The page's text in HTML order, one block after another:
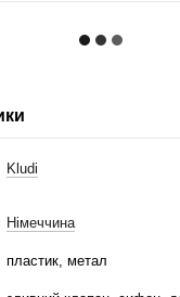
Kludi
Німеччина
пластик, метал